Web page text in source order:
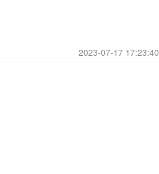
2023-07-17 17:23:40